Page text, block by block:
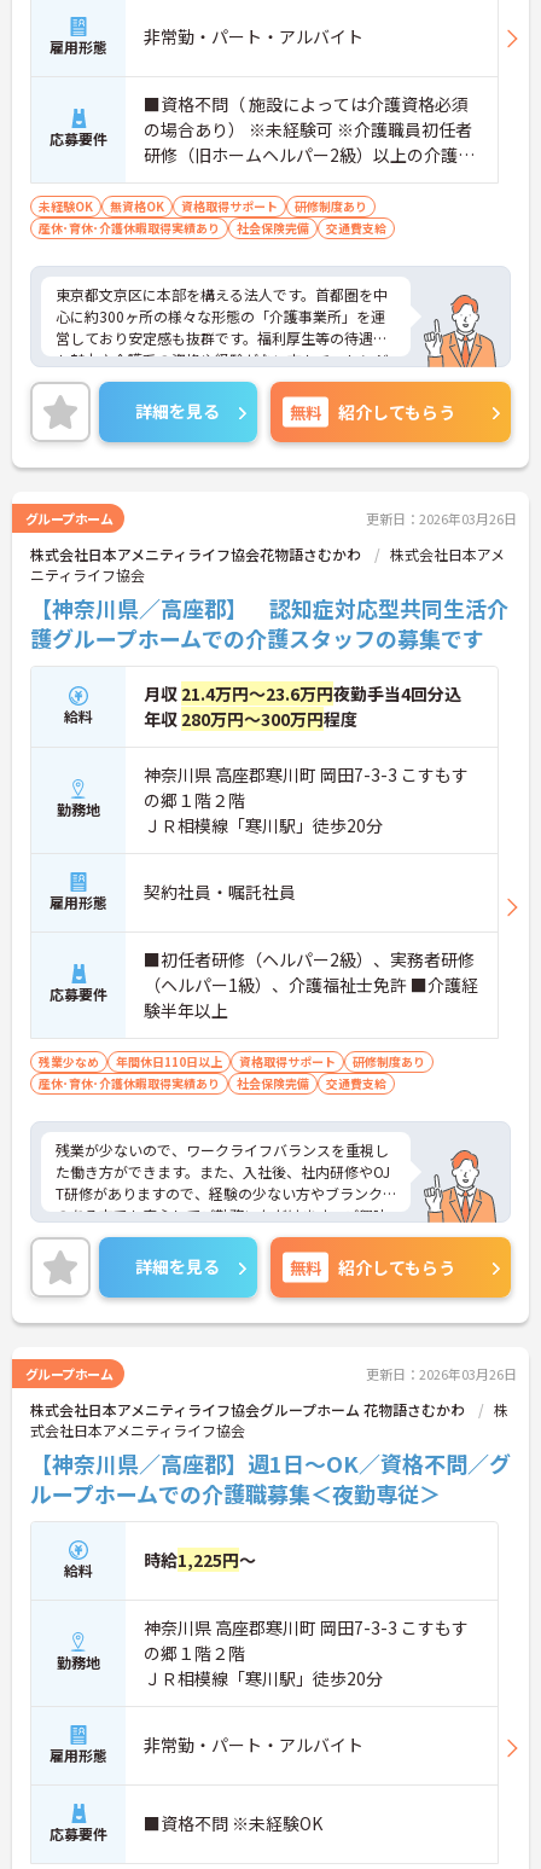
雇用形態 非常勤・パート・アルバイト
応募要件
■資格不問（ 施設によっては介護資格必須
の場合あり） ※未経験可 ※介護職員初任者
研修（旧ホームヘルパー2級）以上の介護資
格をお持ちの方優遇
未経験OK 無資格OK 資格取得サポート
研修制度あり
産休･育休･介護休暇取得実績あり
社会保険完備 交通費支給
東京都文京区に本部を構える法人です。首都圏を中
心に約300ヶ所の様々な形態の「介護事業所」を運
営しており安定感も抜群です。福利厚生等の待遇面
も魅力♪介護系の資格や経験がない方もチャレンジ
OK◎資格取得支援もあり働きながらスキルアップも
目指します。ご興味ある方には、面接対策ポイント
など、さらに詳細をお話しいたしますのでお気軽に
ご相談ください！
詳細を見る 無料 紹介してもらう
グループホーム 更新日：2026年03月26日
株式会社日本アメニティライフ協会花物語さむかわ
株式会社日本アメ
ニティライフ協会
【神奈川県／高座郡】 認知症対応型共同生活介
護グループホームでの介護スタッフの募集です
給料
月収 21.4万円～23.6万円夜勤手当4回分込
年収 280万円～300万円程度
勤務地
神奈川県 高座郡寒川町 岡田7-3-3 こすもす
の郷１階２階
ＪＲ相模線「寒川駅」徒歩20分
雇用形態 契約社員・嘱託社員
応募要件
■初任者研修（ヘルパー2級）、実務者研修
（ヘルパー1級）、介護福祉士免許 ■介護経
験半年以上
残業少なめ 年間休日110日以上 資格取得サポート
研修制度あり
産休･育休･介護休暇取得実績あり
社会保険完備 交通費支給
残業が少ないので、ワークライフバランスを重視し
た働き方ができます。また、入社後、社内研修やOJ
T研修がありますので、経験の少ない方やブランク
のある方でも安心してご勤務いただけます。ご興味
ある方には、面接のポイントなど、さらに詳細をお
話致しますのでお気軽にご相談ください。
利用者様には「安全・安心・清潔をベースに笑顔の
ある生活」の提供を目指し、働くスタッフが「職場
いる」と実感できる環境づくりに取り組んでいま
す。
詳細を見る 無料 紹介してもらう
グループホーム 更新日：2026年03月26日
株式会社日本アメニティライフ協会グループホーム 花物語さむかわ
株
式会社日本アメニティライフ協会
【神奈川県／高座郡】週1日～OK／資格不問／グ
ループホームでの介護職募集＜夜勤専従＞
給料 時給1,225円～
勤務地
神奈川県 高座郡寒川町 岡田7-3-3 こすもす
の郷１階２階
ＪＲ相模線「寒川駅」徒歩20分
雇用形態 非常勤・パート・アルバイト
応募要件 ■資格不問 ※未経験OK